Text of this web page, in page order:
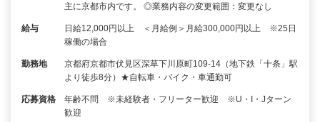
主に京都市内です。 ◎業務内容の変更範囲：変更なし
給与
日給12,000円以上 ＜月給例＞月給300,000円以上 ※25日
稼働の場合
勤務地
京都府京都市伏見区深草下川原町109-14（地下鉄「十条」駅
より徒歩8分）★自転車・バイク・車通勤可
応募資格
年齢不問 ※未経験者・フリーター歓迎 ※U・I・Jターン
歓迎